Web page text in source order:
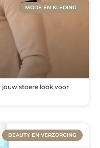
MODE EN KLEDING
jouw stoere look voor
BEAUTY EN VERZORGING